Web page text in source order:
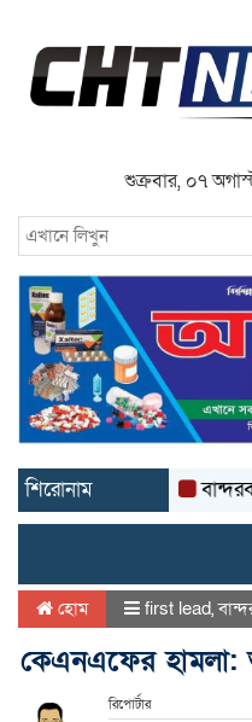
শুক্রবার, ০৭
শিরোনাম বান্দরবানে
হোম first lead,
কেএনএফের হামলা:
রিপোর্টার